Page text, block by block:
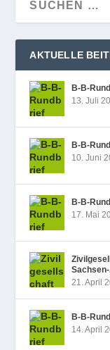
AKTUELLE
B‑B-
13. Juli
B‑B-
10. Juni
B‑B-
17. Mai
21. April
B‑B-
14. April